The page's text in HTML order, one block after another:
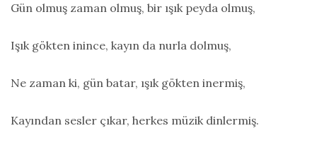
Gün olmuş zaman olmuş, bir ışık peyda olmuş,
Işık gökten inince, kayın da nurla dolmuş,
Ne zaman ki, gün batar, ışık gökten inermiş,
Kayından sesler çıkar, herkes müzik dinlermiş.